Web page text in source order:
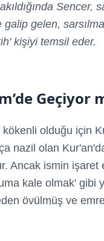
Sencer,
gelen,
kişiyi temsil eder.
Geçiyor
olduğu için
nazil olan
Ancak ismin
kale olmak' gibi
övülmüş ve